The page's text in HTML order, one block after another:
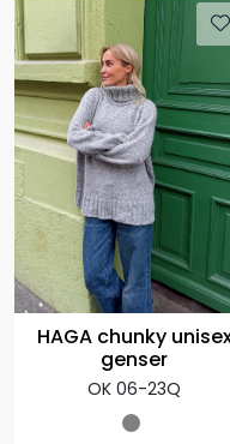
HAGA chunky
genser
OK 06-23Q